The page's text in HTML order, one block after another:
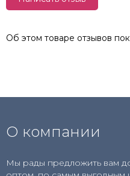
Об этом товаре отзывов
О компании
Мы рады предложить вам